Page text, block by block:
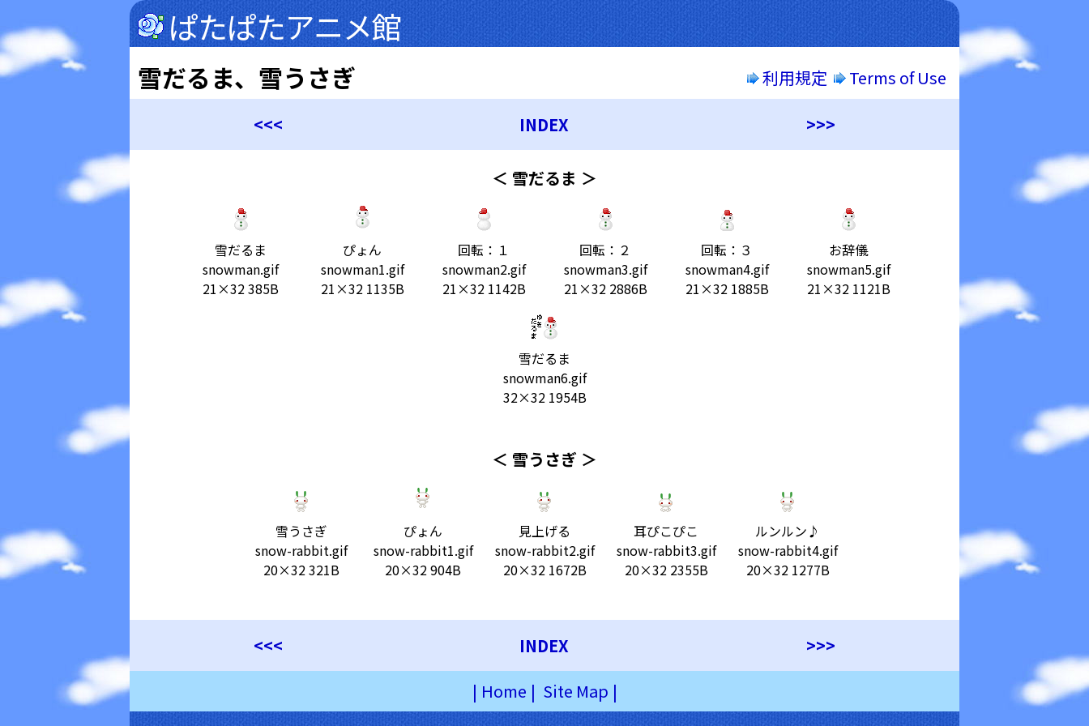
ぱたぱたアニメ館
雪だるま、雪うさぎ 利用規定 Terms of Use
<<< INDEX >>>
＜ 雪だるま ＞
雪だるま
snowman.gif
21×32 385B
ぴょん
snowman1.gif
21×32 1135B
回転：１
snowman2.gif
21×32 1142B
回転：２
snowman3.gif
21×32 2886B
回転：３
snowman4.gif
21×32 1885B
お辞儀
snowman5.gif
21×32 1121B
雪だるま
snowman6.gif
32×32 1954B
＜ 雪うさぎ ＞
雪うさぎ
snow-rabbit.gif
20×32 321B
ぴょん
snow-rabbit1.gif
20×32 904B
見上げる
snow-rabbit2.gif
20×32 1672B
耳ぴこぴこ
snow-rabbit3.gif
20×32 2355B
ルンルン♪
snow-rabbit4.gif
20×32 1277B
<<< INDEX
>>>
| Home | Site Map |